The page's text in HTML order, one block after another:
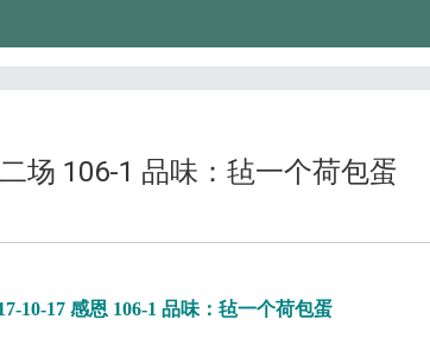
场 106-1 品味：毡一个荷包蛋
10-17 感恩 106-1 品味：毡一个荷包蛋